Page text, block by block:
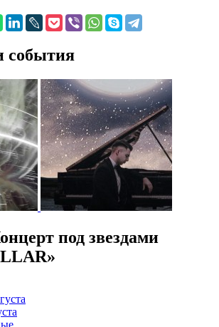
события
под звездами